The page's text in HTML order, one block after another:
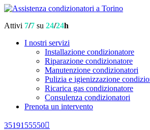
Attivi 7/7 su 24/24h
I nostri servizi
Installazione condizionatore
Riparazione condizionatore
Manutenzione condizionatori
Pulizia e igienizzazione
Ricarica gas condizionatore
Consulenza condizionatori
Prenota un intervento
3519155550